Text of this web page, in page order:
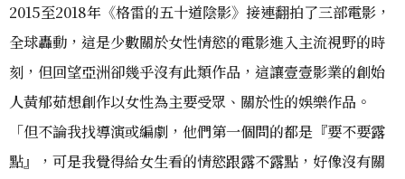
2015至2018年《格雷的五十道陰影》接連翻拍了三部電影，
全球轟動，這是少數關於女性情慾的電影進入主流視野的時
刻，但回望亞洲卻幾乎沒有此類作品，這讓壹壹影業的創始
人黃郁茹想創作以女性為主要受眾、關於性的娛樂作品。
「但不論我找導演或編劇，他們第一個問的都是『要不要露
點』，可是我覺得給女生看的情慾跟露不露點，好像沒有關